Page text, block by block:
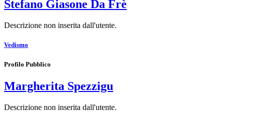
Stefano Giasone Da Frè
Descrizione non inserita dall'utente.
Vedismo
Profilo Pubblico
Margherita Spezzigu
Descrizione non inserita dall'utente.